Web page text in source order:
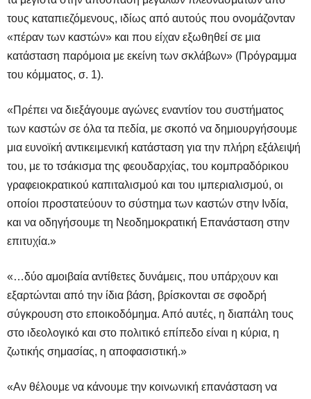
τους καταπιεζόμενους, ιδίως από αυτούς που ονομάζονταν
«πέραν των καστών» και που είχαν εξωθηθεί σε μια
κατάσταση παρόμοια με εκείνη των σκλάβων» (Πρόγραμμα
του κόμματος, σ. 1).
« Πρέπει να διεξάγουμε αγώνες εναντίον του συστήματος
των καστών σε όλα τα πεδία, με σκοπό να δημιουργήσουμε
μια ευνοϊκή αντικειμενική κατάσταση για την πλήρη εξάλειψή
του, με το τσάκισμα της φεουδαρχίας, του κομπραδόρικου
γραφειοκρατικού καπιταλισμού και του ιμπεριαλισμού, οι
οποίοι προστατεύουν το σύστημα των καστών στην Ινδία,
και να οδηγήσουμε τη Νεοδημοκρατική Επανάσταση στην
επιτυχία.»
«…δύο αμοιβαία αντίθετες δυνάμεις, που υπάρχουν και
εξαρτώνται από την ίδια βάση, βρίσκονται σε σφοδρή
σύγκρουση στο εποικοδόμημα. Από αυτές, η διαπάλη τους
στο ιδεολογικό και στο πολιτικό επίπεδο είναι η κύρια, η
ζωτικής σημασίας, η αποφασιστική.»
«Αν θέλουμε να κάνουμε την κοινωνική επανάσταση να